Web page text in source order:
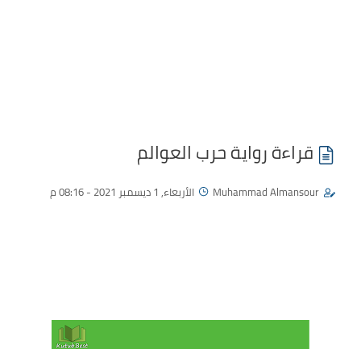
قراءة رواية حرب العوالم
Muhammad Almansour الأربعاء, 1 ديسمبر 2021 - 08:16 م